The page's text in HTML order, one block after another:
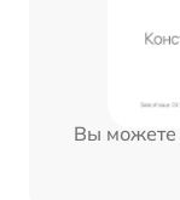
Вы можете